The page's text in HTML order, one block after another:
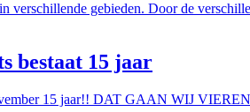
verschillende gebieden. Door de
bestaat 15 jaar
15 jaar!! DAT GAAN WIJ